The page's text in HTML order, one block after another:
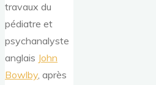
travaux du
pédiatre et
psychanalyste
anglais John
Bowlby, après